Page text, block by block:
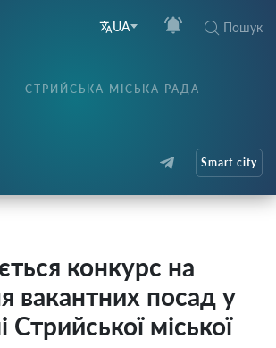
UA Пошук
СТРИЙСЬКА МІСЬКА РАДА
Smart city
конкурс на
вакантних посад у
Стрийської міської